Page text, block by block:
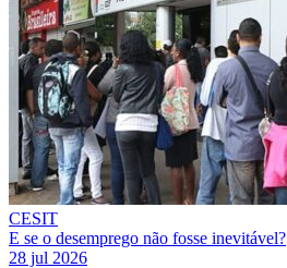
CESIT
E se o desemprego não fosse inevitável?
28 jul 2026